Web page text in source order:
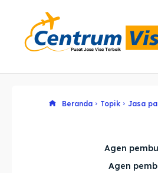
Explore our
Explore our
Beranda Topik Jasa
Agen
Agen